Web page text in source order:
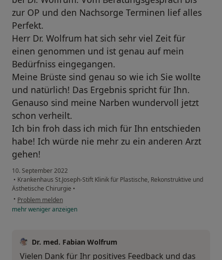
zur OP und den Nachsorge Terminen lief alles
Perfekt.
Herr Dr. Wolfrum hat sich sehr viel Zeit für
einen genommen und ist genau auf mein
Bedürfniss eingegangen.
Meine Brüste sind genau so wie ich Sie wollte
und natürlich! Das Ergebnis spricht für Ihn.
Genauso sind meine Narben wundervoll jetzt
schon verheilt.
Ich bin froh dass ich mich für Ihn entschieden
habe! Ich würde nie mehr zu ein anderen Arzt
gehen!
10. September 2022
• Krankenhaus St.Joseph-Stift Klinik für Plastische, Rekonstruktive und
Ästhetische Chirurgie •
• Problem melden
mehrwenigeranzeigen
Dr. med. Fabian Wolfrum
Vielen Dank für Ihr positives Feedback und das